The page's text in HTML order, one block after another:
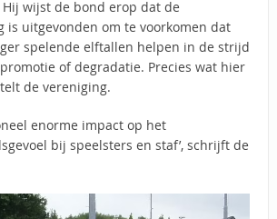
wijst de bond erop dat de
is uitgevonden om te voorkomen dat
spelende elftallen helpen in de strijd
of degradatie. Precies wat hier
de vereniging.
enorme impact op het
bij speelsters en staf’, schrijft de